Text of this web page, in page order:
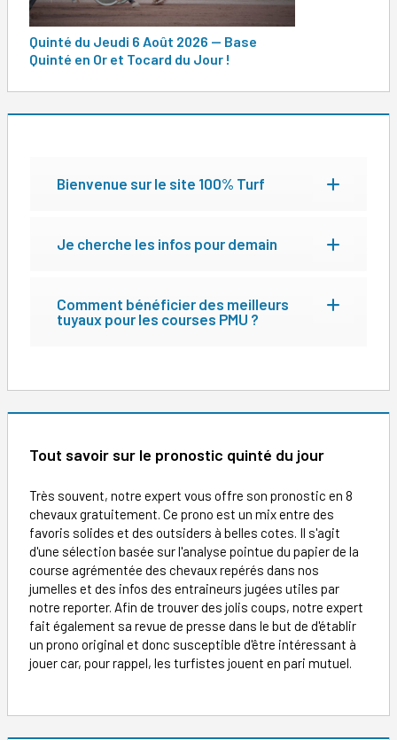
Quinté du Jeudi 6 Août 2026 — Base
Quinté en Or et Tocard du Jour !
Bienvenue sur le site 100% Turf
Je cherche les infos pour demain
Comment bénéficier des meilleurs
tuyaux pour les courses PMU ?
Tout savoir sur le pronostic quinté du jour
Très souvent, notre expert vous offre son pronostic en 8
chevaux gratuitement. Ce prono est un mix entre des
favoris solides et des outsiders à belles cotes. Il s'agit
d'une sélection basée sur l'analyse pointue du papier de la
course agrémentée des chevaux repérés dans nos
jumelles et des infos des entraineurs jugées utiles par
notre reporter. Afin de trouver des jolis coups, notre expert
fait également sa revue de presse dans le but de d'établir
un prono original et donc susceptible d'être intéressant à
jouer car, pour rappel, les turfistes jouent en pari mutuel.